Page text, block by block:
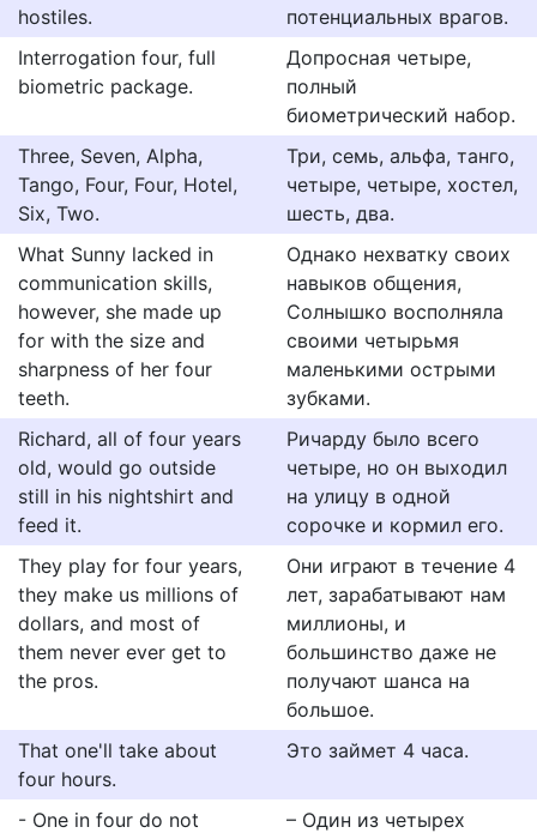
hostiles.
потенциальных врагов.
Interrogation four, full
biometric package.
Допросная четыре,
полный
биометрический набор.
Three, Seven, Alpha,
Tango, Four, Four, Hotel,
Six, Two.
Три, семь, альфа, танго,
четыре, четыре, хостел,
шесть, два.
What Sunny lacked in
communication skills,
however, she made up
for with the size and
sharpness of her four
teeth.
Однако нехватку своих
навыков общения,
Солнышко восполняла
своими четырьмя
маленькими острыми
зубками.
Richard, all of four years
old, would go outside
still in his nightshirt and
feed it.
Ричарду было всего
четыре, но он выходил
на улицу в одной
сорочке и кормил его.
They play for four years,
they make us millions of
dollars, and most of
them never ever get to
the pros.
Они играют в течение 4
лет, зарабатывают нам
миллионы, и
большинство даже не
получают шанса на
большое.
That one'll take about
four hours.
Это займет 4 часа.
- One in four do not
– Один из четырех